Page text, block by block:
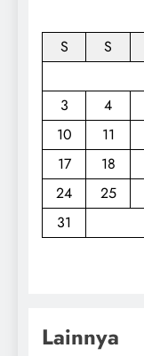
S
S
3
4
10
11
17
18
24
25
31
Lainnya